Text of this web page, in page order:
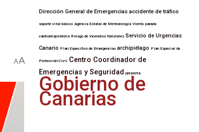
AA
Dirección General de Emergencias accidente de tráfico
soporte vital básico Agencia Estatal de Meteorología Viento parada
cardiorrespiratoria Riesgo de incendios forestales Servicio de Urgencias
Canario Plan Específico de Emergencias archipiélago Plan Especial de
Protección Civil Centro Coordinador de
Emergencias y Seguridad prealerta
Gobierno de
Canarias